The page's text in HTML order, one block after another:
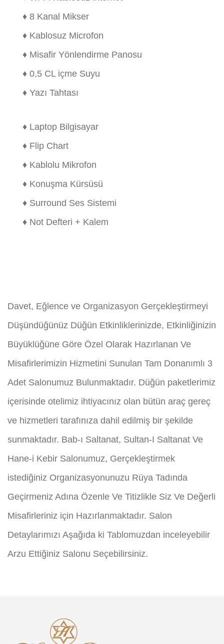
♦ 8 Kanal Mikser
♦ Kablosuz Microfon
♦ Misafir Yönlendirme Panosu
♦ 0,5 CL içme Suyu
♦ Yazı Tahtası
♦ Laptop Bilgisayar
♦ Flip Chart
♦ Kablolu Mikrofon
♦ Konuşma Kürsüsü
♦ Surround Ses Sistemi
♦ Not Defteri + Kalem
Davet, Eğlence ve Organizasyon Gerçekleştirmeyi
Düşündüğünüz Düğün Etkinliklerinizde, Etkinliğinizin
Büyüklüğüne Göre Özel Olarak Hazırlanan Ve
Misafirlerimizin Hizmetini Sunulan Tam Donanımlı 3
Adet Salonumuz Bulunmaktadır. Düğün paketlerimiz
içerisinde otelimiz ihtiyacınız olan bütün araç gereç
ve hizmetleri tarafınıza dahil edilmiş bir şekilde
sunmaktadır. Bab-ı Saltanat, Sultan-I Saltanat Ve
Hane-i Kebir Salonumuz, Gerçekleştirmek
istediğiniz Organizasyonunuzu Rüya Tadında
Geçirmeniz Adına Özenle Ve Titizlikle Siz Ve Değerli
Misafirleriniz için Hazırlanmaktadır. Salon
Detaylarımızı Aşağıda ki Tablomuzdan inceleyebilir
Arzu Ettiğiniz Salonu Seçebilirsiniz.